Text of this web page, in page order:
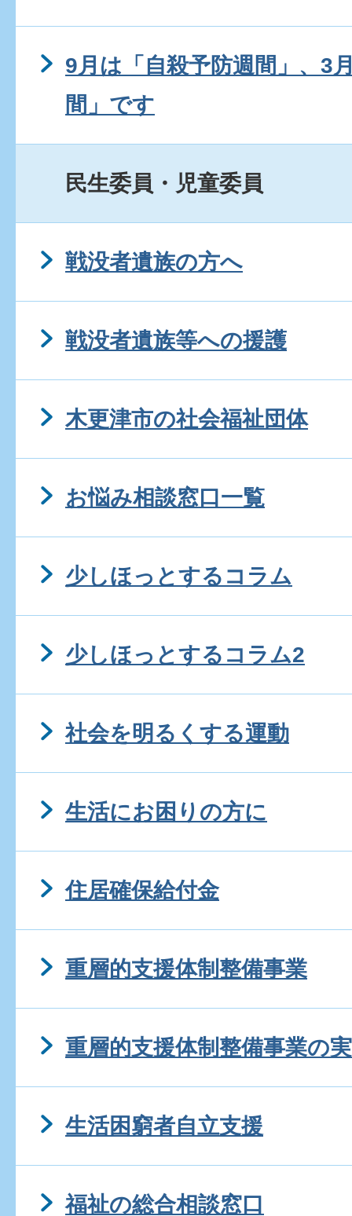
9月は「自殺予防週間」、3
間」です
民生委員・児童委員
戦没者遺族の方へ
戦没者遺族等への援護
木更津市の社会福祉団体
お悩み相談窓口一覧
少しほっとするコラム
少しほっとするコラム2
社会を明るくする運動
生活にお困りの方に
住居確保給付金
重層的支援体制整備事業
重層的支援体制整備事業の
生活困窮者自立支援
福祉の総合相談窓口